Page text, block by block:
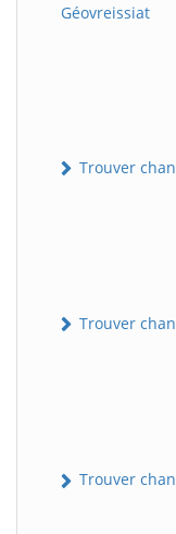
Géovreissiat
Trouver
Trouver
Trouver